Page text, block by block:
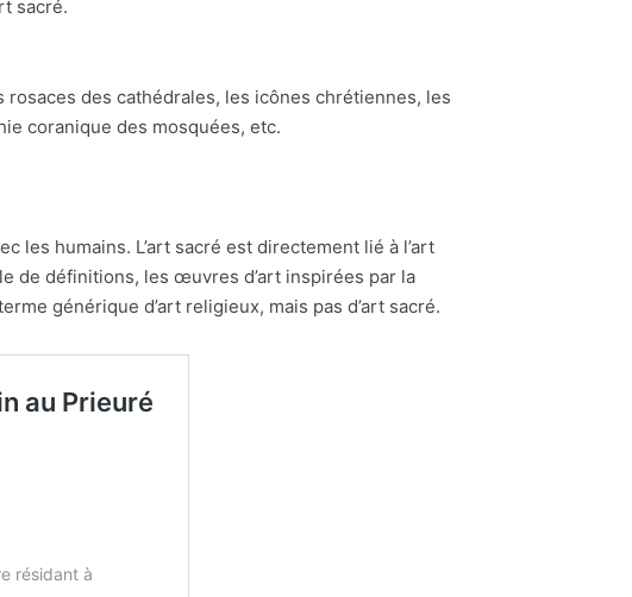
sacré.
des cathédrales, les icônes chrétiennes, les
coranique des mosquées, etc.
les humains. L’art sacré est directement lié à l’art
de définitions, les œuvres d’art inspirées par la
générique d’art religieux, mais pas d’art sacré.